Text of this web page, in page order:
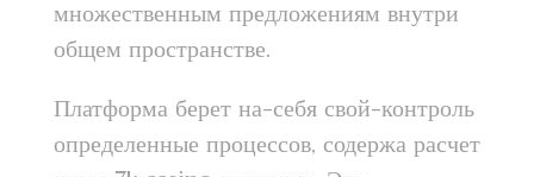
множественным предложениям внутри
общем пространстве.
Платформа берет на-себя свой-контроль
определенные процессов, содержа расчет